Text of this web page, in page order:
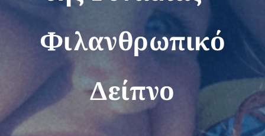
Εκδηλώσεις
Νέα
Φιλανθρωπικό
Δείπνο